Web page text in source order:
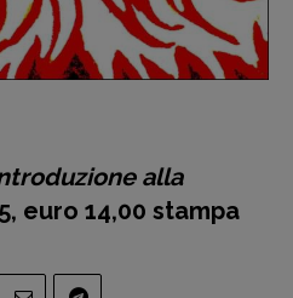
alla
euro 14,00 stampa